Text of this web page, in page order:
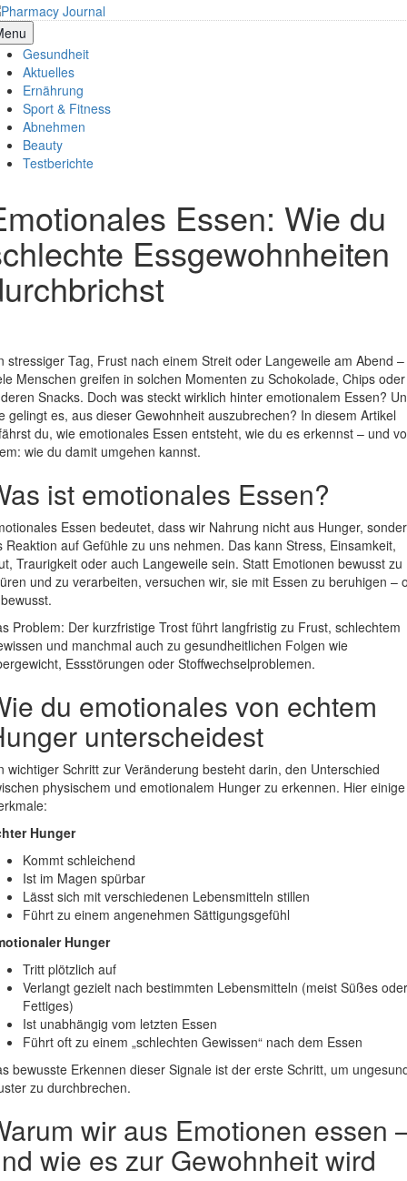
Skip
to
content
Journal
Gesundheit
Aktuelles
Ernährung
Sport & Fitness
Abnehmen
Beauty
Testberichte
Essen: Wie du
Essgewohnheiten
stressiger Tag, Frust nach einem Streit oder Langeweile am Abend –
Menschen greifen in solchen Momenten zu Schokolade, Chips oder
Snacks. Doch was steckt wirklich hinter emotionalem Essen?
gelingt es, aus dieser Gewohnheit auszubrechen? In diesem Artikel
du, wie emotionales Essen entsteht, wie du es erkennst – und
wie du damit umgehen kannst.
ist emotionales Essen?
Essen bedeutet, dass wir Nahrung nicht aus Hunger,
Reaktion auf Gefühle zu uns nehmen. Das kann Stress, Einsamkeit,
Traurigkeit oder auch Langeweile sein. Statt Emotionen bewusst zu
und zu verarbeiten, versuchen wir, sie mit Essen zu beruhigen –
Problem: Der kurzfristige Trost führt langfristig zu Frust, schlechtem
und manchmal auch zu gesundheitlichen Folgen wie
Essstörungen oder Stoffwechselproblemen.
du emotionales von echtem
unterscheidest
wichtiger Schritt zur Veränderung besteht darin, den Unterschied
physischem und emotionalem Hunger zu erkennen. Hier einige
Hunger
Kommt schleichend
Ist im Magen spürbar
Lässt sich mit verschiedenen Lebensmitteln stillen
Führt zu einem angenehmen Sättigungsgefühl
Hunger
Tritt plötzlich auf
Verlangt gezielt nach bestimmten Lebensmitteln (meist Süßes oder
Fettiges)
Ist unabhängig vom letzten Essen
Führt oft zu einem „schlechten Gewissen“ nach dem Essen
bewusste Erkennen dieser Signale ist der erste Schritt, um
zu durchbrechen.
wir aus Emotionen essen
wie es zur Gewohnheit wird